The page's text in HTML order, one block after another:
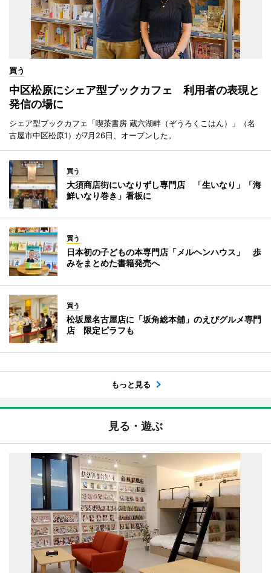
買う
中区松原にシェア型ブックカフェ 利用者の表現と
発信の場に
シェア型ブックカフェ「喫茶書房 蔵六湖畔（ぞうろくこはん）」（名
古屋市中区松原1）が7月26日、オープンした。
買う
大須商店街にいなりずし専門店 「生いなり」「海
鮮いなり巻き」看板に
買う
日本初の子どもの本専門店「メルヘンハウス」 歩
みをまとめた書籍発売へ
買う
松坂屋名古屋店に「坂角総本舖」のえびグルメ専門
店 限定ピラフも
もっと見る
見る・遊ぶ